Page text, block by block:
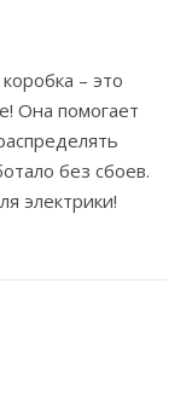
– это
Она помогает
без сбоев.
электрики!